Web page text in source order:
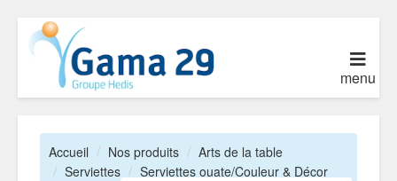
menu
Accueil Nos produits
Arts de la table
Serviettes
Serviettes ouate/Couleur & Décor